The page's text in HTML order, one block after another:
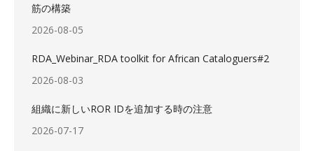
筋の構築
2026-08-05
RDA_Webinar_RDA toolkit for African Cataloguers#2
2026-08-03
組織に新しいROR IDを追加する時の注意
2026-07-17